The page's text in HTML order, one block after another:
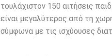
τουλάχιστον 150 αιτήσεις
είναι μεγαλύτερος από τη
σύμφωνα με τις ισχύουσες